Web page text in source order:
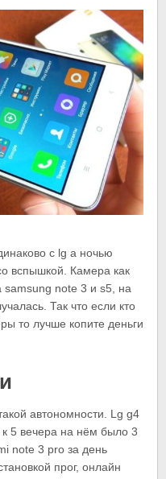
с lg а ночью
вспышкой. Камера как
samsung note 3 и s5, на
Так что если кто
то лучше копите деньги
автономности. Lg g4
5 вечера на нём было 3
note 3 pro за день
прог, онлайн